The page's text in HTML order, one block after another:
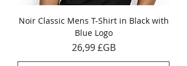
Noir Classic Mens T-Shirt in Black with
Blue Logo
Prix
26,99 £GB